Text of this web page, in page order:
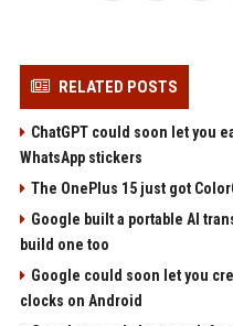
RELATED POSTS
ChatGPT could soon let you
WhatsApp stickers
The OnePlus 15 just got
Google built a portable AI
build one too
Google could soon let you
clocks on Android